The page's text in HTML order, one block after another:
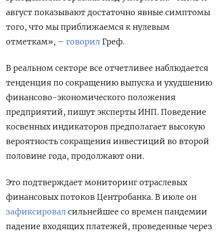
август показывают достаточно явные симптомы
того, что мы приближаемся к нулевым
отметкам», – говорил Греф.
В реальном секторе все отчетливее наблюдается
тенденция по сокращению выпуска и ухудшению
финансово-экономического положения
предприятий, пишут эксперты ИНП. Поведение
косвенных индикаторов предполагает высокую
вероятность сокращения инвестиций во второй
половине года, продолжают они.
Это подтверждает мониторинг отраслевых
финансовых потоков Центробанка. В июле он
зафиксировал сильнейшее со времен пандемии
падение входящих платежей, проведенные через